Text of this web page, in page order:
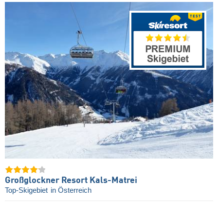
Großglockner Resort Kals-Matrei
Top-Skigebiet in Österreich